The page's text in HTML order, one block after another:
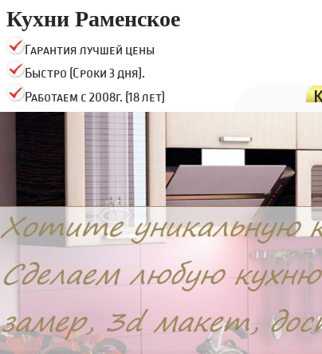
Кухни Раменское
Гарантия лучшей цены
Быстро (Сроки 3 дня).
Работаем с 2008г. (18 лет)